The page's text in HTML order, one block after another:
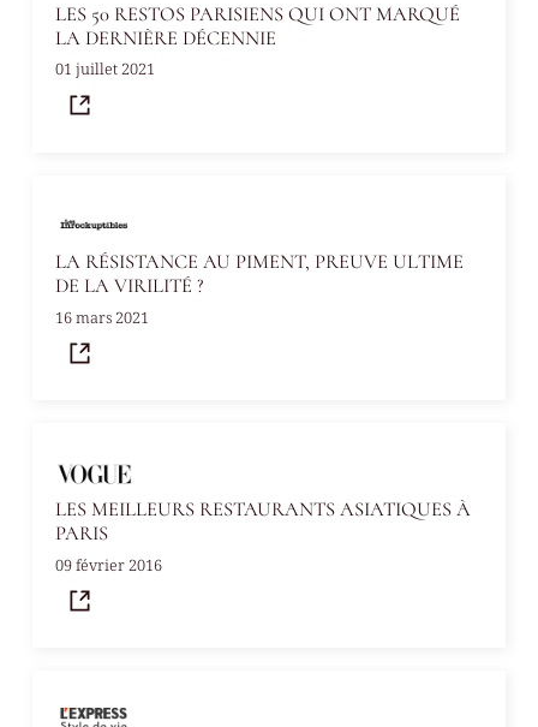
LES 50 RESTOS PARISIENS QUI ONT MARQUÉ
LA DERNIÈRE DÉCENNIE
01 juillet 2021
LA RÉSISTANCE AU PIMENT, PREUVE ULTIME
DE LA VIRILITÉ ?
16 mars 2021
LES MEILLEURS RESTAURANTS ASIATIQUES À
PARIS
09 février 2016